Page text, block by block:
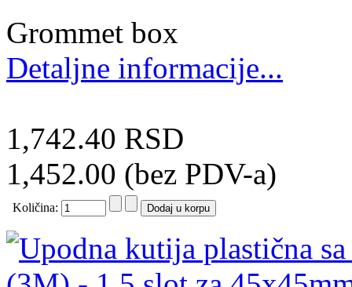
Grommet box
Detaljne informacije...
1,742.40 RSD
1,452.00 (bez PDV-a)
Količina: